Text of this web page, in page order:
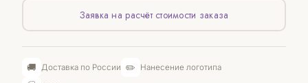
Заявка на расчёт стоимости заказа
🚚 Доставка по России ✏️ Нанесение логотипа